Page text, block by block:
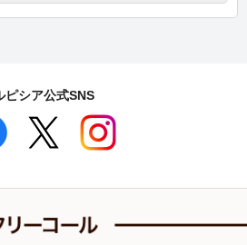
ピシア公式SNS